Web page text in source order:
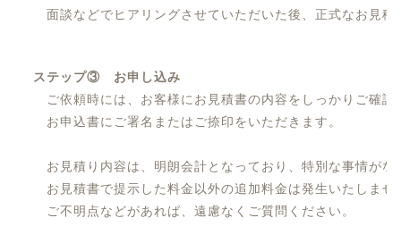
面談などでヒアリングさせていただいた後、正式なお見積
ステップ③ お申し込み
ご依頼時には、お客様にお見積書の内容をしっかりご確認
お申込書にご署名またはご捺印をいただきます。
お見積り内容は、明朗会計となっており、特別な事情がな
お見積書で提示した料金以外の追加料金は発生いたしませ
ご不明点などがあれば、遠慮なくご質問ください。